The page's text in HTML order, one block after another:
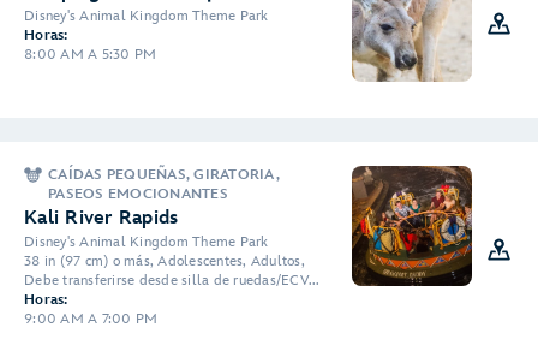
Disney's Animal Kingdom Theme Park
Horas:
8:00 AM A 5:30 PM
CAÍDAS PEQUEÑAS, GIRATORIA,
PASEOS EMOCIONANTES
Kali River Rapids
Disney's Animal Kingdom Theme Park
38 in (97 cm) o más, Adolescentes, Adultos,
Debe transferirse desde silla de ruedas/ECV...
Horas:
9:00 AM A 7:00 PM